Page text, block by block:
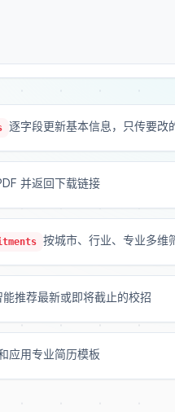
逐字段更新基本信息，只传要改
并返回下载链接
按城市、行业、专业多维
能推荐最新或即将截止的校招
应用专业简历模板